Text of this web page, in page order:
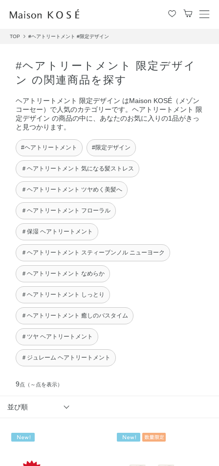
メ
TOP #ヘアトリートメント #限定デザイン
#ヘアトリートメント 限定デザイ
ン の関連商品を探す
ヘアトリートメント 限定デザイン はMaison KOSÉ（メゾン
コーセー）で人気のカテゴリーです。ヘアトリートメント 限
定デザイン の商品の中に、あなたのお気に入りの1品がきっ
と見つかります。
#ヘアトリートメント #限定デザイン
＃ヘアトリートメント 気になる髪ストレス
＃ヘアトリートメント ツヤめく美髪へ
＃ヘアトリートメント フローラル
＃保湿 ヘアトリートメント
＃ヘアトリートメント スティーブンノル ニューヨーク
＃ヘアトリートメント なめらか
＃ヘアトリートメント しっとり
＃ヘアトリートメント 癒しのバスタイム
＃ツヤ ヘアトリートメント
＃ジュレーム ヘアトリートメント
9点 （～点を表示）
並び順